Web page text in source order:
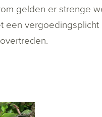
gelden er strenge
een vergoedingsplicht